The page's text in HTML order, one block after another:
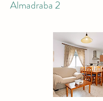
Almadraba 2